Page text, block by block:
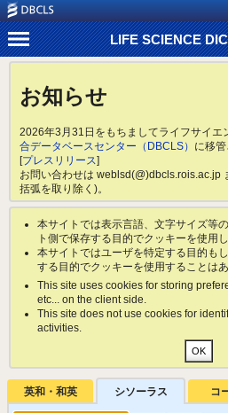
LIFE SCIENCE
お知らせ
2026年3月31日をもちましてライフサイエ
合データベースセンター（DBCLS） に移管
[プレスリリース]
お問い合わせは weblsd(@)dbcls.rois.ac.jp
括弧を取り除く)。
本サイトでは表示言語、文字サイズ等
ト側で保存する目的でクッキーを使用し
本サイトではユーザを特定する目的も
する目的でクッキーを使用することはあ
This site uses cookies for storing
etc... on the client side.
This site does not use cookies for
activities.
英和・和英 シソーラス コ